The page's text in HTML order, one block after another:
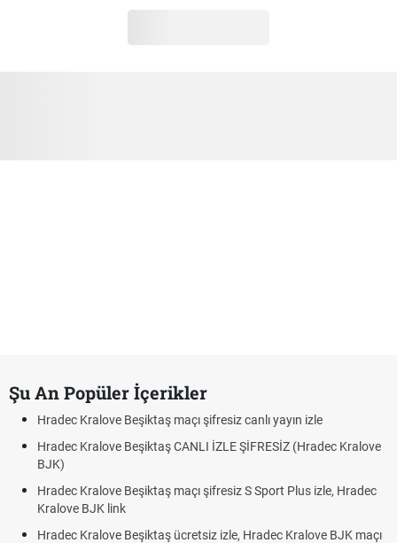
Şu An Popüler İçerikler
Hradec Kralove Beşiktaş maçı şifresiz canlı yayın izle
Hradec Kralove Beşiktaş CANLI İZLE ŞİFRESİZ (Hradec Kralove
BJK)
Hradec Kralove Beşiktaş maçı şifresiz S Sport Plus izle, Hradec
Kralove BJK link
Hradec Kralove Beşiktaş ücretsiz izle, Hradec Kralove BJK maçı